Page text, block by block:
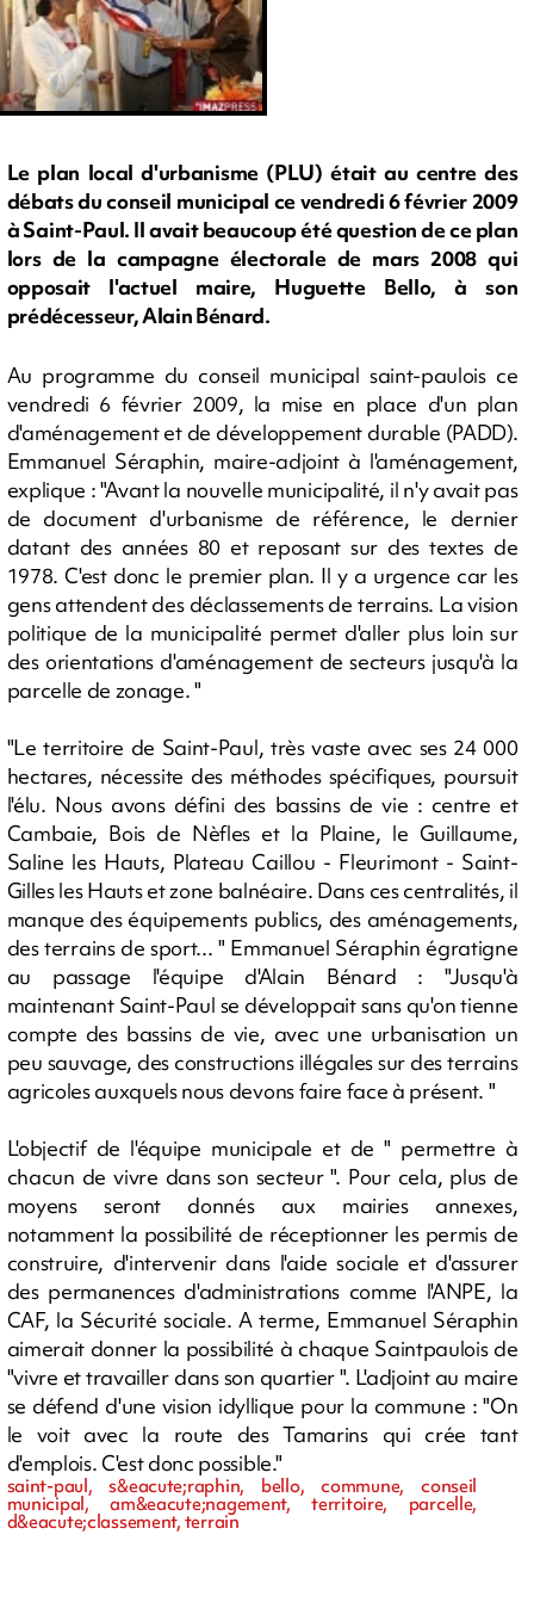
Le plan local d'urbanisme (PLU) était au centre des
débats du conseil municipal ce vendredi 6 février 2009
à Saint-Paul. Il avait beaucoup été question de ce plan
lors de la campagne électorale de mars 2008 qui
opposait l'actuel maire, Huguette Bello, à son
prédécesseur, Alain Bénard.
Au programme du conseil municipal saint-paulois ce
vendredi 6 février 2009, la mise en place d'un plan
d'aménagement et de développement durable (PADD).
Emmanuel Séraphin, maire-adjoint à l'aménagement,
explique : "Avant la nouvelle municipalité, il n'y avait pas
de document d'urbanisme de référence, le dernier
datant des années 80 et reposant sur des textes de
1978. C'est donc le premier plan. Il y a urgence car les
gens attendent des déclassements de terrains. La vision
politique de la municipalité permet d'aller plus loin sur
des orientations d'aménagement de secteurs jusqu'à la
parcelle de zonage. "
"Le territoire de Saint-Paul, très vaste avec ses 24 000
hectares, nécessite des méthodes spécifiques, poursuit
l'élu. Nous avons défini des bassins de vie : centre et
Cambaie, Bois de Nèfles et la Plaine, le Guillaume,
Saline les Hauts, Plateau Caillou - Fleurimont - Saint-
Gilles les Hauts et zone balnéaire. Dans ces centralités, il
manque des équipements publics, des aménagements,
des terrains de sport... " Emmanuel Séraphin égratigne
au passage l'équipe d'Alain Bénard : "Jusqu'à
maintenant Saint-Paul se développait sans qu'on tienne
compte des bassins de vie, avec une urbanisation un
peu sauvage, des constructions illégales sur des terrains
agricoles auxquels nous devons faire face à présent. "
L'objectif de l'équipe municipale et de " permettre à
chacun de vivre dans son secteur ". Pour cela, plus de
moyens seront donnés aux mairies annexes,
notamment la possibilité de réceptionner les permis de
construire, d'intervenir dans l'aide sociale et d'assurer
des permanences d'administrations comme l'ANPE, la
CAF, la Sécurité sociale. A terme, Emmanuel Séraphin
aimerait donner la possibilité à chaque Saintpaulois de
"vivre et travailler dans son quartier ". L'adjoint au maire
se défend d'une vision idyllique pour la commune : "On
le voit avec la route des Tamarins qui crée tant
d'emplois. C'est donc possible."
saint-paul, s&eacute;raphin, bello, commune, conseil
municipal, am&eacute;nagement, territoire, parcelle,
d&eacute;classement, terrain